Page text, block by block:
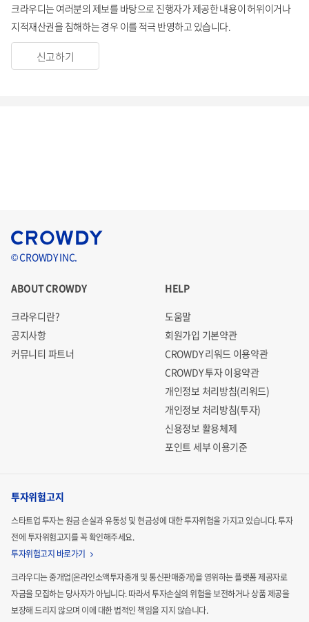
크라우디는 여러분의 제보를 바탕으로 진행자가 제공한 내용이 허위이거나
지적재산권을 침해하는 경우 이를 적극 반영하고 있습니다.
신고하기
© CROWDY INC.
ABOUT CROWDY
크라우디란?
공지사항
커뮤니티 파트너
HELP
도움말
회원가입 기본약관
CROWDY 리워드 이용약관
CROWDY 투자 이용약관
개인정보 처리방침(리워드)
개인정보 처리방침(투자)
신용정보 활용체제
포인트 세부 이용기준
투자위험고지
스타트업 투자는 원금 손실과 유동성 및 현금성에 대한 투자위험을 가지고 있습니다.투자
전에 투자위험고지를 꼭 확인해주세요.
투자위험고지 바로가기
크라우디는 중개업(온라인소액투자중개 및 통신판매중개)을 영위하는 플랫폼 제공자로
자금을 모집하는당사자가 아닙니다. 따라서 투자손실의 위험을 보전하거나 상품 제공을
보장해 드리지 않으며 이에 대한 법적인 책임을 지지 않습니다.